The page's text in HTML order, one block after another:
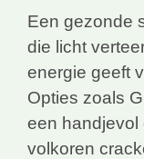
Een gezonde
die licht
energie geeft
Opties zoals
een handjevol
volkoren